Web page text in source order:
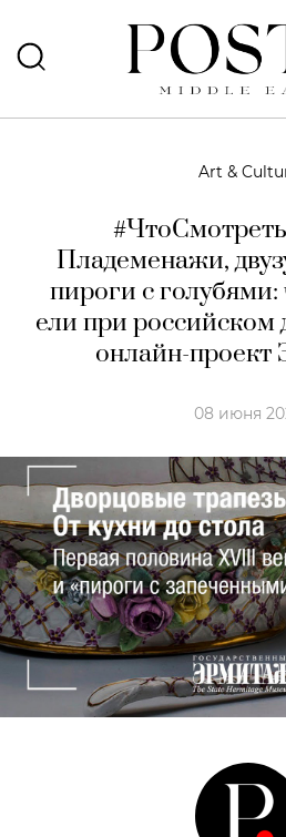
Art &
Пладеменажи,
пироги с голубями:
ели при
онлайн-
08 июня